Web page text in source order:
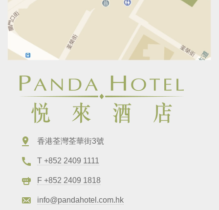
香港荃灣荃華街3號
T +852 2409 1111
F +852 2409 1818
info@pandahotel.com.hk